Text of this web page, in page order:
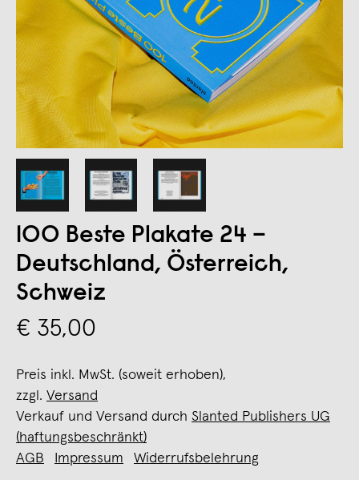
100 Beste Plakate 24 –
Deutschland, Österreich,
Schweiz
€ 35,00
Preis inkl. MwSt. (soweit erhoben),
zzgl. Versand
Verkauf und Versand durch Slanted Publishers UG
(haftungsbeschränkt)
AGB
Impressum Widerrufsbelehrung